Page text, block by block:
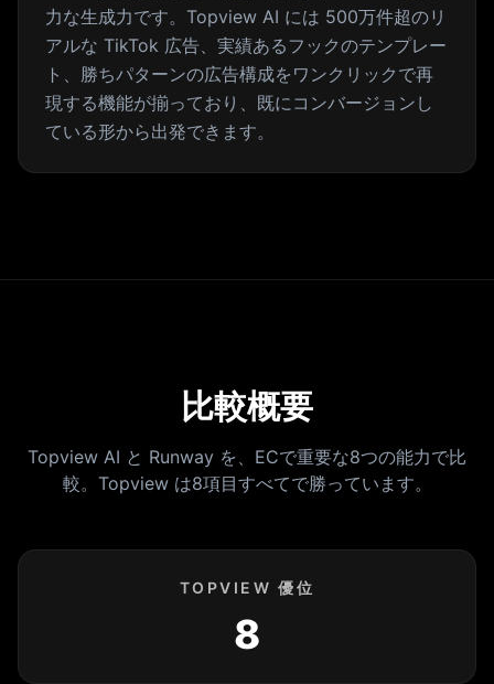
力な生成力です。Topview AI には 500万件超のリ
アルな TikTok 広告、実績あるフックのテンプレー
ト、勝ちパターンの広告構成をワンクリックで再
現する機能が揃っており、既にコンバージョンし
ている形から出発できます。
比較概要
Topview AI と Runway を、ECで重要な8つの能力で比
較。Topview は8項目すべてで勝っています。
TOPVIEW 優位
8